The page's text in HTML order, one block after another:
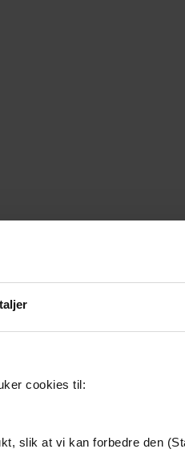
cookies til:
slik at vi kan forbedre den